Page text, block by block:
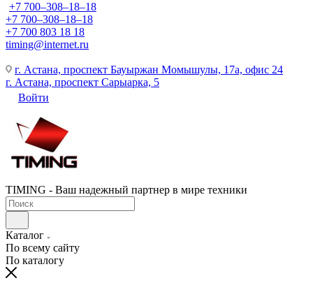
+7 700‒308‒18‒18
+7 700‒308‒18‒18
+7 700 803 18 18
timing@internet.ru
г. Астана, проспект Бауыржан Момышулы, 17а, офис 24
г. Астана, проспект Сарыарка, 5
Войти
TIMING - Ваш надежный партнер в мире техники
Каталог
По всему сайту
По каталогу